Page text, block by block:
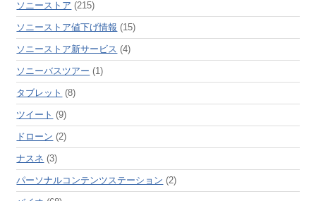
ソニーストア (215)
ソニーストア値下げ情報 (15)
ソニーストア新サービス (4)
ソニーバスツアー (1)
タブレット (8)
ツイート (9)
ドローン (2)
ナスネ (3)
パーソナルコンテンツステーション (2)